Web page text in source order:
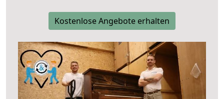
Kostenlose Angebote erhalten